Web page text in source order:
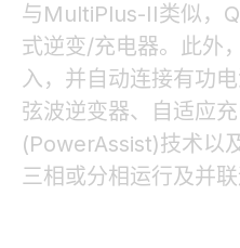
与MultiPlus-II类似，
式逆变/充电器。此外
入，并自动连接有功
弦波逆变器、自适应
(PowerAssist)技术以
三相或分相运行及并联